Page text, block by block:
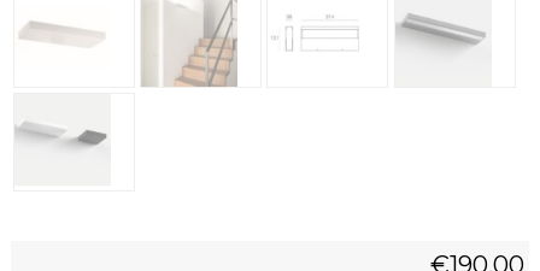
€190.00